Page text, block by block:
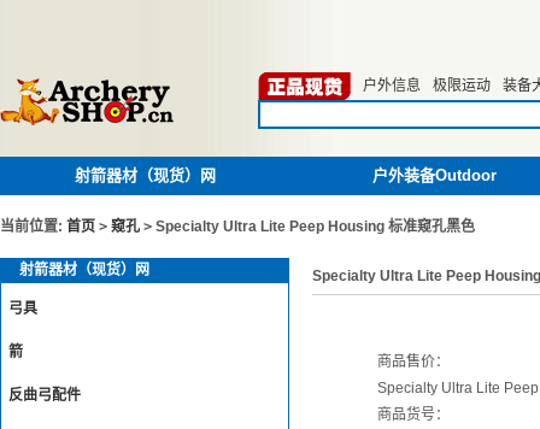
户外信息 极限运动 装备
射箭器材（现货）网 户外装备Outdoor
当前位置: 首页 > 窥孔 > Specialty Ultra Lite Peep Housing 标准窥孔黑色
射箭器材（现货）网
弓具
箭
反曲弓配件
Specialty Ultra Lite Peep
商品售价：
Specialty Ultra Lite
商品货号：